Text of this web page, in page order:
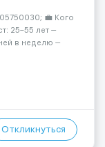
💼 Кого
25–55 лет —
в неделю —
Откликнуться